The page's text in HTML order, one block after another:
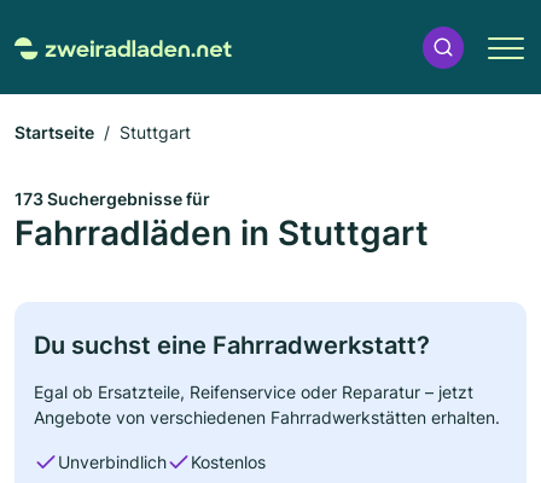
Startseite Stuttgart
173 Suchergebnisse für
Fahrradläden in Stuttgart
Du suchst eine Fahrradwerkstatt?
Egal ob Ersatzteile, Reifenservice oder Reparatur – jetzt
Angebote von verschiedenen Fahrradwerkstätten erhalten.
Unverbindlich Kostenlos